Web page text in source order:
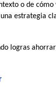
o de
estrategia
logras